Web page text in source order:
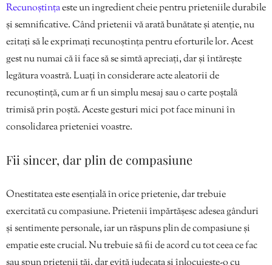
Recunoștințaeste un ingredient cheie pentru prieteniile durabile
și semnificative. Când prietenii vă arată bunătate și atenție, nu
ezitați să le exprimați recunoștința pentru eforturile lor. Acest
gest nu numai că îi face să se simtă apreciați, dar și întărește
legătura voastră. Luați în considerare acte aleatorii de
recunoștință, cum ar fi un simplu mesaj sau o carte poștală
trimisă prin poștă. Aceste gesturi mici pot face minuni în
consolidarea prieteniei voastre.
Fii sincer, dar plin de compasiune
Onestitatea este esențială în orice prietenie, dar trebuie
exercitată cu compasiune. Prietenii împărtășesc adesea gânduri
și sentimente personale, iar un răspuns plin de compasiune și
empatie este crucial. Nu trebuie să fii de acord cu tot ceea ce fac